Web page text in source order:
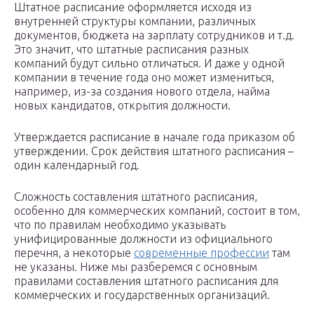
Штатное расписание оформляется исходя из
внутренней структуры компании, различных
документов, бюджета на зарплату сотрудников и т.д.
Это значит, что штатные расписания разных
компаний будут сильно отличаться. И даже у одной
компании в течение года оно может измениться,
например, из-за создания нового отдела, найма
новых кандидатов, открытия должности.
Утверждается расписание в начале года приказом об
утверждении. Срок действия штатного расписания –
один календарный год.
Сложность составления штатного расписания,
особенно для коммерческих компаний, состоит в том,
что по правилам необходимо указывать
унифицированные должности из официального
перечня, а некоторые современные профессии там
не указаны. Ниже мы разберемся с основным
правилами составления штатного расписания для
коммерческих и государственных организаций.